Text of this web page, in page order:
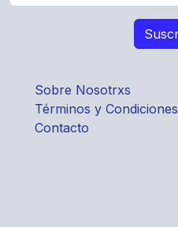
Sobre Nosotrxs
Términos y Condiciones
Contacto